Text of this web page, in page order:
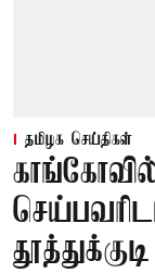
தமிழக செய்திகள்